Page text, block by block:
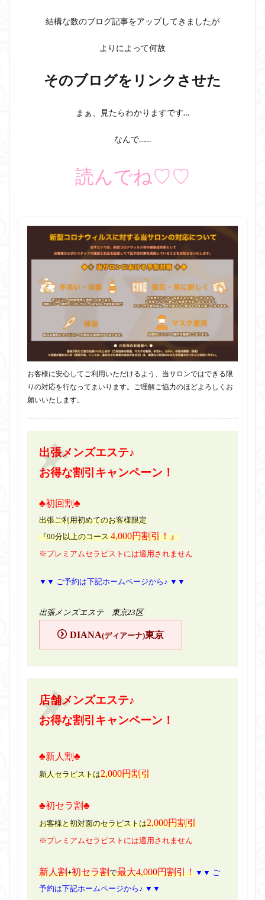
結構な数のブログ記事をアップしてきましたが
よりによって何故
そのブログをリンクさせた
まぁ、見たらわかりますです…
なんで……
読んでね♡♡
お客様に安心してご利用いただけるよう、当サロンではできる限
りの対応を行なってまいります。ご理解ご協力のほどよろしくお
願いいたします。
出張メンズエステ♪
お得な割引キャンペーン！
♣初回割♣
出張ご利用初めてのお客様限定
『90分以上のコース4,000円割引！』
※プレミアムセラピストには適用されません
▼▼ ご予約は下記ホームページから♪ ▼▼
出張メンズエステ 東京23区
DIANA(ディアーナ)東京
店舗メンズエステ♪
お得な割引キャンペーン！
♣新人割♣
新人セラピストは2,000円割引
♣初セラ割♣
お客様と初対面のセラピストは2,000円割引
※プレミアムセラピストには適用されません
新人割+初セラ割で最大4,000円割引！▼▼ ご
予約は下記ホームページから♪ ▼▼